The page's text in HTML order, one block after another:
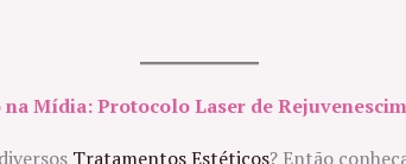
Mídia: Protocolo Laser de
Tratamentos Estéticos? Então